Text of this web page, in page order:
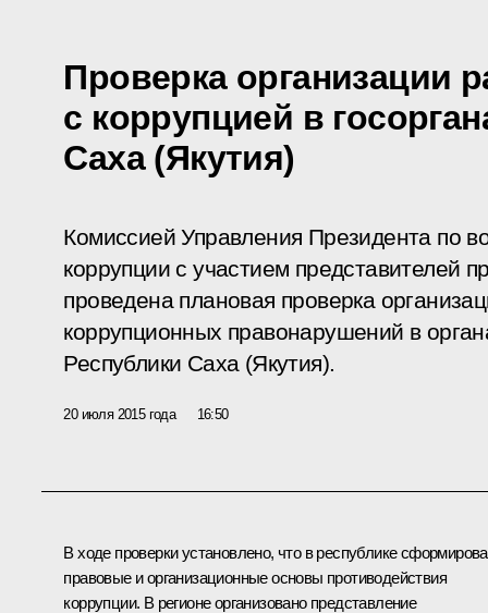
Проверка организации
с коррупцией в
Саха (Якутия)
Комиссией Управления Президента по
коррупции с участием представителей
проведена плановая проверка
коррупционных правонарушений в
Республики Саха (Якутия).
20 июля 2015 года 16:50
В ходе проверки установлено, что в республике
правовые и организационные основы противодействия
коррупции. В регионе организовано представление